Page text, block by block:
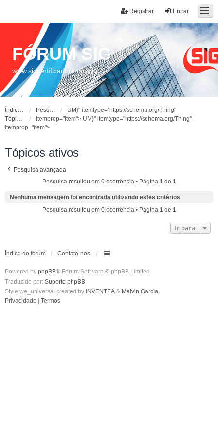
Entrar
Registrar
FÓRUM SIG
www.sigcertificadora.com.br
Índice do fórum Pesquisar
UM}" itemtype="https://schema.org/Thing"
itemprop="item">
Tópicos ativos
UM}" itemtype="https://schema.org/Thing"
itemprop="item">
Tópicos ativos
Pesquisa avançada
Pesquisa resultou em 0 ocorrência • Página 1de 1
Nenhuma mensagem foi encontrada utilizando estes critérios
Pesquisa resultou em 0 ocorrência • Página 1de 1
Ir para
Índice do fórum Contate-nos
Powered by phpBB® Forum Software © phpBB Limited
Traduzido por: Suporte phpBB
Style we_universal created by INVENTEA & Melvin García
Privacidade
Termos